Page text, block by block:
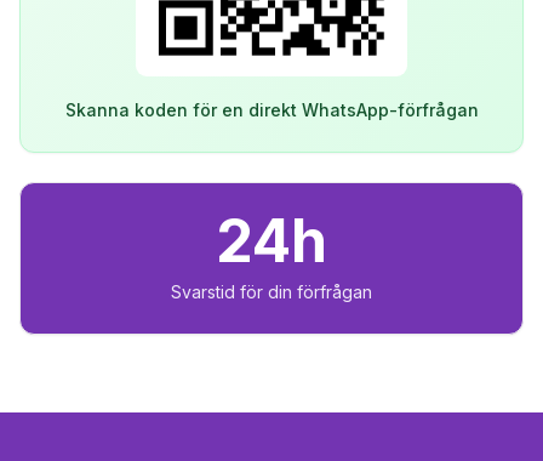
Skanna koden för en direkt WhatsApp-förfrågan
24h
Svarstid för din förfrågan